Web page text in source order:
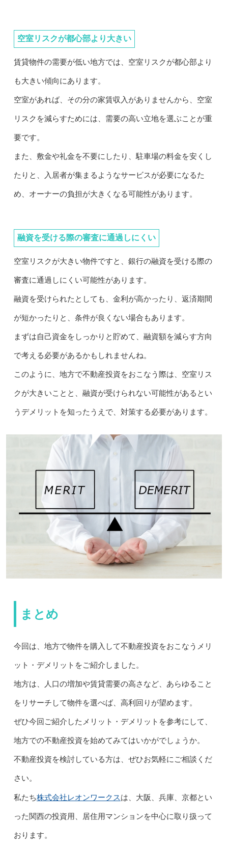
空室リスクが都心部より大きい
賃貸物件の需要が低い地方では、空室リスクが都心部より
も大きい傾向にあります。
空室があれば、その分の家賃収入がありませんから、空室
リスクを減らすためには、需要の高い立地を選ぶことが重
要です。
また、敷金や礼金を不要にしたり、駐車場の料金を安くし
たりと、入居者が集まるようなサービスが必要になるた
め、オーナーの負担が大きくなる可能性があります。
融資を受ける際の審査に通過しにくい
空室リスクが大きい物件ですと、銀行の融資を受ける際の
審査に通過しにくい可能性があります。
融資を受けられたとしても、金利が高かったり、返済期間
が短かったりと、条件が良くない場合もあります。
まずは自己資金をしっかりと貯めて、融資額を減らす方向
で考える必要があるかもしれませんね。
このように、地方で不動産投資をおこなう際は、空室リス
クが大きいことと、融資が受けられない可能性があるとい
うデメリットを知ったうえで、対策する必要があります。
まとめ
今回は、地方で物件を購入して不動産投資をおこなうメリ
ット・デメリットをご紹介しました。
地方は、人口の増加や賃貸需要の高さなど、あらゆること
をリサーチして物件を選べば、高利回りが望めます。
ぜひ今回ご紹介したメリット・デメリットを参考にして、
地方での不動産投資を始めてみてはいかがでしょうか。
不動産投資を検討している方は、ぜひお気軽にご相談くだ
さい。
私たち株式会社レオンワークスは、大阪、兵庫、京都とい
った関西の投資用、居住用マンションを中心に取り扱って
おります。